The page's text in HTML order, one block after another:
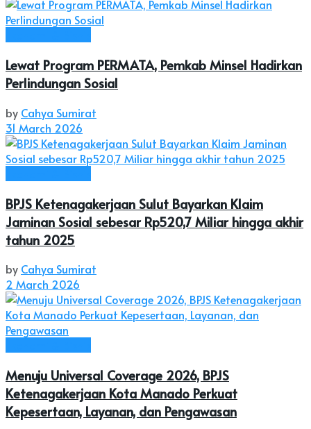
Lewat Program PERMATA, Pemkab Minsel Hadirkan
Perlindungan Sosial
by Cahya Sumirat
31 March 2026
BPJS Ketenagakerjaan Sulut Bayarkan Klaim
Jaminan Sosial sebesar Rp520,7 Miliar hingga akhir
tahun 2025
by Cahya Sumirat
2 March 2026
Menuju Universal Coverage 2026, BPJS
Ketenagakerjaan Kota Manado Perkuat
Kepesertaan, Layanan, dan Pengawasan